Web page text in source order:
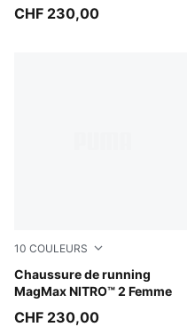
CHF 230,00
10 COULEURS
Chaussure de running
MagMax NITRO™ 2 Femme
Alpine Snow-Buttercream
CHF 230,00